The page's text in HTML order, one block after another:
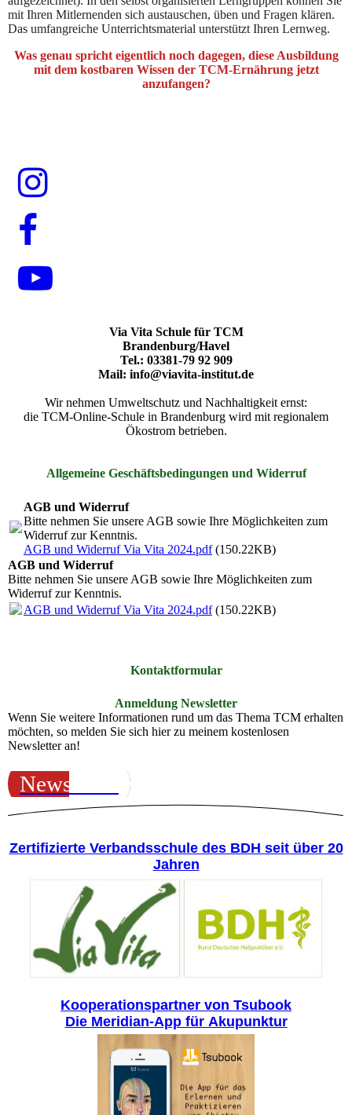
mit Ihren Mitlernenden sich austauschen, üben und Fragen klären.
Das umfangreiche Unterrichtsmaterial unterstützt Ihren Lernweg.
Was genau spricht eigentlich noch dagegen, diese Ausbildung
mit dem kostbaren Wissen der TCM-Ernährung jetzt
anzufangen?
Via Vita Schule für TCM
Brandenburg/Havel
Tel.: 03381-79 92 909
Mail: info@viavita-institut.de
Wir nehmen Umweltschutz und Nachhaltigkeit ernst:
die TCM-Online-Schule in Brandenburg wird mit regionalem
Ökostrom betrieben.
Allgemeine Geschäftsbedingungen und Widerruf
AGB und Widerruf
Bitte nehmen Sie unsere AGB sowie Ihre Möglichkeiten zum
Widerruf zur Kenntnis.
AGB und Widerruf Via Vita 2024.pdf(150.22KB)
AGB und Widerruf
Bitte nehmen Sie unsere AGB sowie Ihre Möglichkeiten zum
Widerruf zur Kenntnis.
AGB und Widerruf Via Vita 2024.pdf(150.22KB)
Kontaktformular
Anmeldung Newsletter
Wenn Sie weitere Informationen rund um das Thema TCM erhalten
möchten, so melden Sie sich hier zu meinem kostenlosen
Newsletter an!
Newsletter
Zertifizierte Verbandsschule des BDH seit über 20
Jahren
Kooperationspartner von Tsubook
Die Meridian-App für Akupunktur